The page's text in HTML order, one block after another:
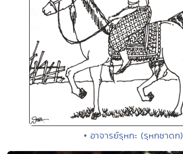
• อาจารย์รุหกะ (รุหกชาดก)